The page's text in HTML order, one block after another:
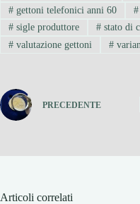
#gettoni telefonici anni 60 #
#sigle produttore #stato di
#valutazione gettoni #
PRECEDENTE
Articoli correlati